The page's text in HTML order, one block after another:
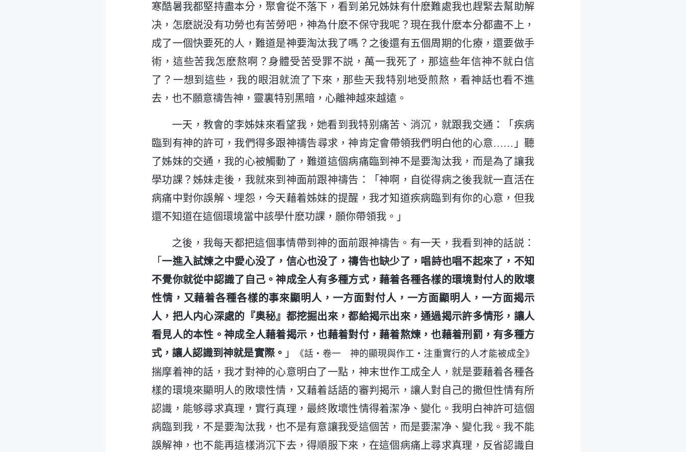
寒酷暑我都堅持盡本分，聚會從不落下，看到弟兄姊妹有什麽難處我也趕緊去幫助解
决，怎麽説没有功勞也有苦勞吧，神為什麽不保守我呢？現在我什麽本分都盡不上，
成了一個快要死的人，難道是神要淘汰我了嗎？之後還有五個周期的化療，還要做手
術，這些苦我怎麽熬啊？身體受苦受罪不説，萬一我死了，那這些年信神不就白信
了？一想到這些，我的眼泪就流了下來，那些天我特别地受煎熬，看神話也看不進
去，也不願意禱告神，靈裏特别黑暗，心離神越來越遠。
一天，教會的李姊妹來看望我，她看到我特别痛苦、消沉，就跟我交通：「疾病
臨到有神的許可，我們得多跟神禱告尋求，神肯定會帶領我們明白他的心意……」聽
了姊妹的交通，我的心被觸動了，難道這個病痛臨到神不是要淘汰我，而是為了讓我
學功課？姊妹走後，我就來到神面前跟神禱告：「神啊，自從得病之後我就一直活在
病痛中對你誤解、埋怨，今天藉着姊妹的提醒，我才知道疾病臨到有你的心意，但我
還不知道在這個環境當中該學什麽功課，願你帶領我。」
之後，我每天都把這個事情帶到神的面前跟神禱告。有一天，我看到神的話説：
「一進入試煉之中愛心没了，信心也没了，禱告也缺少了，唱詩也唱不起來了，不知
不覺你就從中認識了自己。神成全人有多種方式，藉着各種各樣的環境對付人的敗壞
性情，又藉着各種各樣的事來顯明人，一方面對付人，一方面顯明人，一方面揭示
人，把人内心深處的『奥秘』都挖掘出來，都給揭示出來，通過揭示許多情形，讓人
看見人的本性。神成全人藉着揭示，也藉着對付，藉着熬煉，也藉着刑罰，有多種方
式，讓人認識到神就是實際。 」 《話・卷一 神的顯現與作工・注重實行的人才能被成全》
揣摩着神的話，我才對神的心意明白了一點，神末世作工成全人，就是要藉着各種各
樣的環境來顯明人的敗壞性情，又藉着話語的審判揭示，讓人對自己的撒但性情有所
認識，能够尋求真理，實行真理，最終敗壞性情得着潔净、變化。我明白神許可這個
病臨到我，不是要淘汰我，也不是有意讓我受這個苦，而是要潔净、變化我。我不能
誤解神，也不能再這樣消沉下去，得順服下來，在這個病痛上尋求真理，反省認識自